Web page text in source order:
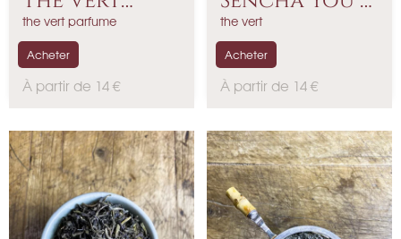
Parfumé
the vert parfume
P
x
À partir de 14 €
Acheter
Thé...
the vert
P
x
À partir de 14 €
Acheter